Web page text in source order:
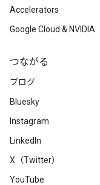
Accelerators
Google Cloud & NVIDIA
つながる
ブログ
Bluesky
Instagram
LinkedIn
X（Twitter）
YouTube